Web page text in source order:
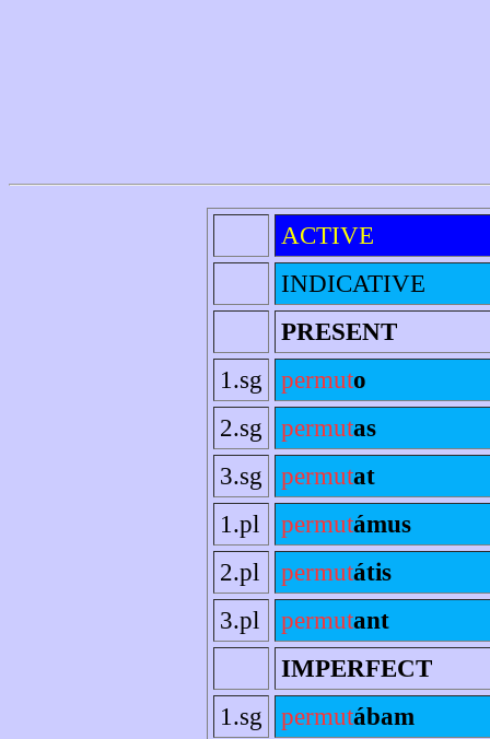
ACTIVE
INDICATIVE
PRESENT
1.sg
permuto
2.sg
permutas
3.sg
permutat
1.pl
permutámus
2.pl
permutátis
3.pl
permutant
IMPERFECT
1.sg
permutábam